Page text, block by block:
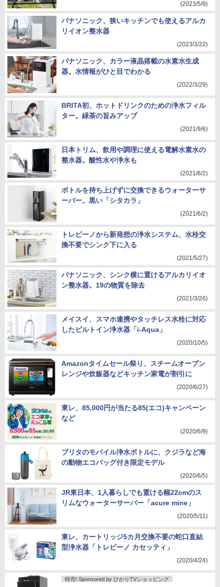
(2023/5/9)
パナソニック、狭いキッチンでも使えるアルカ
リイオン整水器
(2023/3/22)
パナソニック、カラー液晶搭載の水素水生成
器。水情報がひと目でわかる
(2022/3/29)
BRITA初、ホットドリンクのための浄水フィル
ター。緑茶の旨みアップ
(2021/9/6)
日本トリム、飲用や調理に使える電解水素水の
整水器。酸性水や浄水も
(2021/6/2)
ボトルを持ち上げずに交換できるウォーターサ
ーバー。黒い「シタカラ」
(2021/6/2)
トレビーノから新発想の浄水システム、水栓交
換不要でシンク下に入る
(2021/5/27)
パナソニック、シンク横に置けるアルカリイオ
ン整水器。19の物質を除去
(2021/3/26)
メイスイ、スマホ連携やタッチレス水栓に対応
したビルトイン浄水器「i-Aqua」
(2020/10/5)
Amazonタイムセール祭り、スチームオーブン
レンジや炊飯器などキッチン家電が割引に
(2020/6/27)
東レ、85,000円が当たる85(エコ)キャンペーン
など
(2020/6/9)
ブリタのモバイル浄水ボトルに、クジラなど海
の動物エコバッグ付き限定モデル
(2020/6/5)
JR東日本、1人暮らしでも置ける幅22cmのス
リムなウォーターサーバー「acure mine」
(2020/5/11)
東レ、カートリッジ5カ月交換不要の蛇口直結
型浄水器「トレビーノ カセッティ」
(2020/4/24)
特売! Sponsored by ひかりTVショッピング